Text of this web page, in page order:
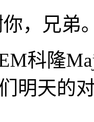
，兄弟
科隆
明天的